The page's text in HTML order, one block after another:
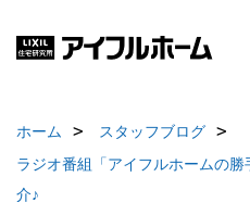
ホーム
スタッフブログ
ラジオ番組「アイフルホームの
介♪